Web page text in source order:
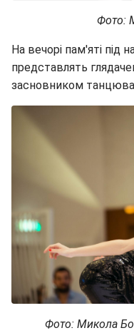
Фото:
На вечорі пам'яті під
представлять
засновником
Фото: Микола